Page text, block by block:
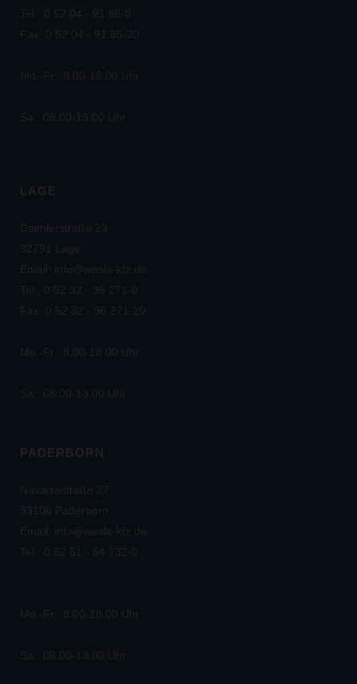
Tel.: 0 52 04 - 91 85-0
Fax: 0 52 04 - 91 85-20
Mo.-Fr.: 8.00-18.00 Uhr
Sa.: 08.00-13.00 Uhr
LAGE
Daimlerstraße 23
32791 Lage
Email: info@wesle-kfz.de
Tel.: 0 52 32 - 96 271-0
Fax: 0 52 32 - 96 271-20
Mo.-Fr.: 8.00-18.00 Uhr
Sa.: 08.00-13.00 Uhr
PADERBORN
Navarrastraße 27
33106 Paderborn
Email: info@wesle-kfz.de
Tel.: 0 52 51 - 54 732-0
Mo.-Fr.: 8.00-18.00 Uhr
Sa.: 08.00-13.00 Uhr